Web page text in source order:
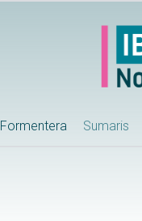
Formentera Sumaris